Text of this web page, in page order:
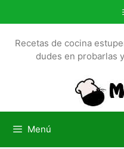
a
l
Recetas de cocina
dudes en probarlas
Menú